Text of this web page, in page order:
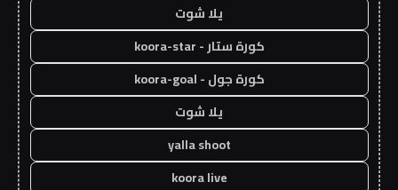
يلا شوت
كورة ستار - koora-star
كورة جول - koora-goal
يلا شوت
yalla shoot
koora live